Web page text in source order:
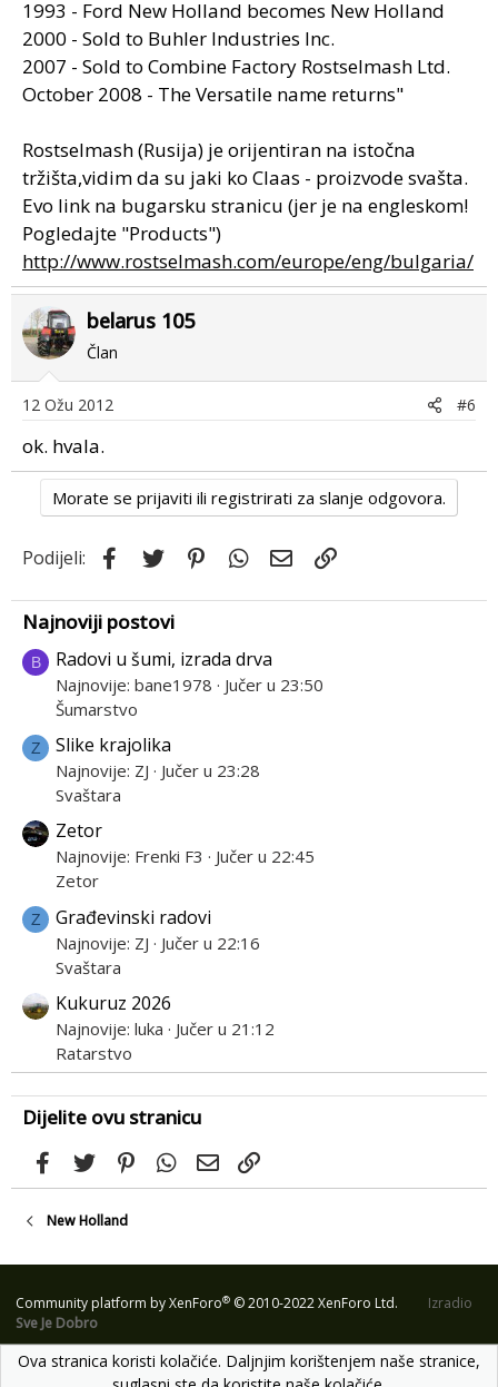
1993 - Ford New Holland becomes New Holland
2000 - Sold to Buhler Industries Inc.
2007 - Sold to Combine Factory Rostselmash Ltd.
October 2008 - The Versatile name returns"
Rostselmash (Rusija) je orijentiran na istočna
tržišta,vidim da su jaki ko Claas - proizvode svašta.
Evo link na bugarsku stranicu (jer je na engleskom!
Pogledajte "Products")
http://www.rostselmash.com/europe/eng/bulgaria/
belarus 105
Član
12 Ožu 2012 #6
ok. hvala.
Morate se prijaviti ili registrirati za slanje odgovora.
Podijeli: Facebook
Twitter PinterestWhatsApp
Email
Najnoviji postovi
B Radovi u šumi, izrada drva
Najnovije: bane1978
Jučer u 23:50
Šumarstvo
Z Slike krajolika
Najnovije: ZJ
Jučer u 23:28
Svaštara
Zetor
Najnovije: Frenki F3
Jučer u 22:45
Zetor
Z Građevinski radovi
Najnovije: ZJ
Jučer u 22:16
Svaštara
Kukuruz 2026
Najnovije: luka
Jučer u 21:12
Ratarstvo
Dijelite ovu stranicu
FacebookTwitterPinterestWhatsApp
Email
New Holland
Community platform by XenForo® © 2010-2022 XenForo Ltd.
Izradio
Sve Je Dobro
Ova stranica koristi kolačiće. Daljnjim korištenjem naše stranice,